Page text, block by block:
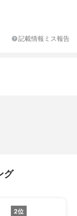
記載情報ミス報告
グ
2位